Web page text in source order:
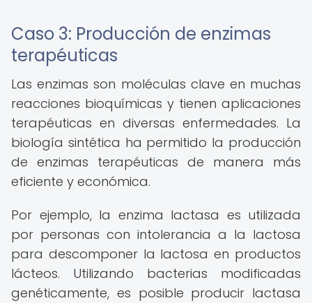
Caso 3: Producción de enzimas
terapéuticas
Las enzimas son moléculas clave en muchas
reacciones bioquímicas y tienen aplicaciones
terapéuticas en diversas enfermedades. La
biología sintética ha permitido la producción
de enzimas terapéuticas de manera más
eficiente y económica.
Por ejemplo, la enzima lactasa es utilizada
por personas con intolerancia a la lactosa
para descomponer la lactosa en productos
lácteos. Utilizando bacterias modificadas
genéticamente, es posible producir lactasa